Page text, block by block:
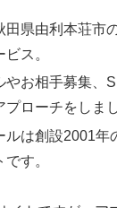
田県由利本荘市
ス。
やお相手募集、
ローチをしま
ルは創設2001年
す。